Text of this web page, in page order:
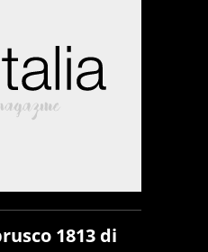
1813 di